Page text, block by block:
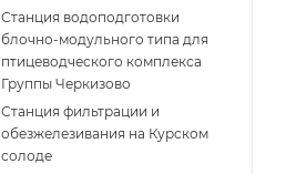
Станция водоподготовки
блочно-модульного типа для
птицеводческого комплекса
Группы Черкизово
Станция фильтрации и
обезжелезивания на Курском
солоде